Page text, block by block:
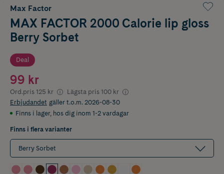
Max Factor
MAX FACTOR 2000 Calorie lip gloss
Berry Sorbet
Deal
99 kr
Ord.pris 125 kr Lägsta pris 100 kr
Erbjudandet gäller t.o.m. 2026-08-30
Finns i lager, hos dig inom 1-2 vardagar
Finns i flera varianter
Berry Sorbet